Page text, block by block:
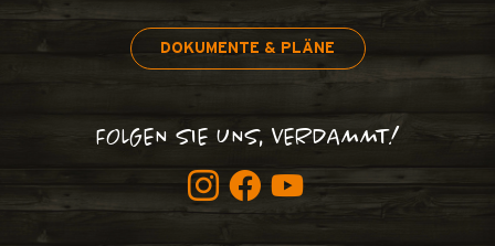
DOKUMENTE & PLÄNE
FOLGEN SIE UNS, VERDAMMT!